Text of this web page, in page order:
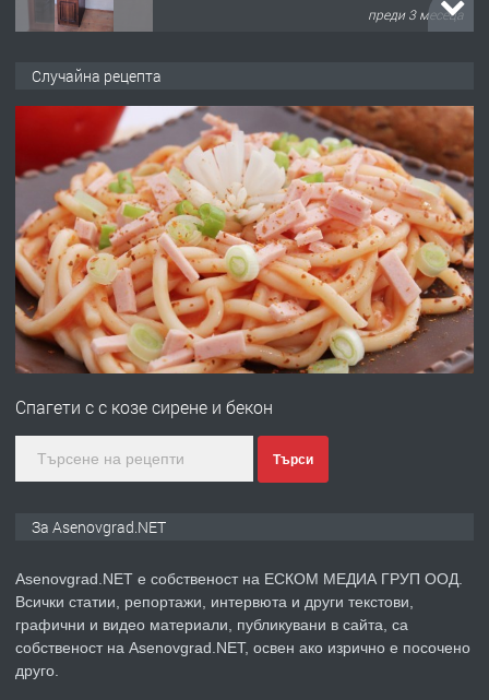
преди 3 месеца
преди 10 месеца
ПРЕДЛАГА
Професионална броячна машина -
със сертификат от ЕЦБ
преди 1 година
ПРЕДЛАГА
Професионална зеленчукорезачка
преди 2 години
ПРЕДЛАГА
Давам индивидуалани уроци по
Случайна рецепта
Спагети с с козе сирене и бекон
Търси
За Asenovgrad.NET
Asenovgrad.NET е собственост на ЕСКОМ МЕДИА ГРУП ООД.
Всички статии, репортажи, интервюта и други текстови,
графични и видео материали, публикувани в сайта, са
собственост на Asenovgrad.NET, освен ако изрично е посочено
друго.